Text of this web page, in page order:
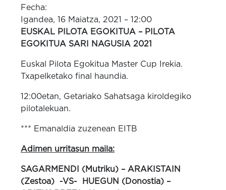
Fecha:
Igandea, 16 Maiatza, 2021 – 12:00
EUSKAL PILOTA EGOKITUA – PILOTA
EGOKITUA SARI NAGUSIA 2021
Euskal Pilota Egokitua Master Cup Irekia.
Txapelketako final haundia.
12:00etan, Getariako Sahatsaga kiroldegiko
pilotalekuan.
*** Emanaldia zuzenean EITB
Adimen urritasun maila:
SAGARMENDI (Mutriku) – ARAKISTAIN
(Zestoa) -VS- HUEGUN (Donostia) –